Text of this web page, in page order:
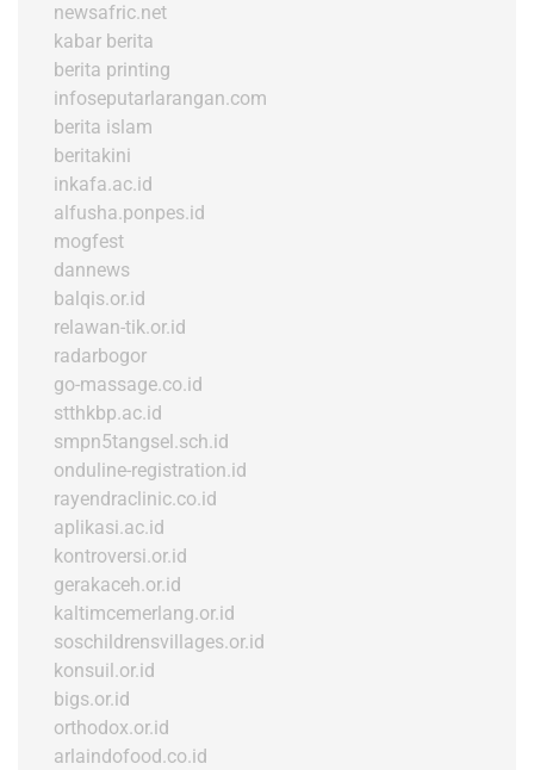
newsafric.net
kabar berita
berita printing
infoseputarlarangan.com
berita islam
beritakini
inkafa.ac.id
alfusha.ponpes.id
mogfest
dannews
balqis.or.id
relawan-tik.or.id
radarbogor
go-massage.co.id
stthkbp.ac.id
smpn5tangsel.sch.id
onduline-registration.id
rayendraclinic.co.id
aplikasi.ac.id
kontroversi.or.id
gerakaceh.or.id
kaltimcemerlang.or.id
soschildrensvillages.or.id
konsuil.or.id
bigs.or.id
orthodox.or.id
arlaindofood.co.id